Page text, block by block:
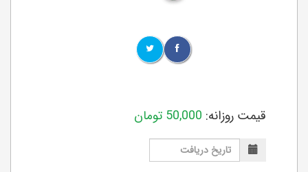
قیمت روزانه: 50,000 تومان